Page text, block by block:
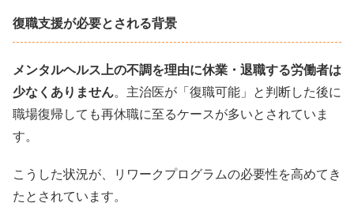
復職支援が必要とされる背景
メンタルヘルス上の不調を理由に休業・退職する労働者は
少なくありません。主治医が「復職可能」と判断した後に
職場復帰しても再休職に至るケースが多いとされていま
す。
こうした状況が、リワークプログラムの必要性を高めてき
たとされています。